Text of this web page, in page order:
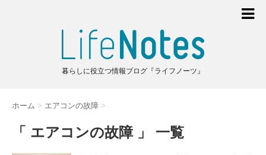
暮らしに役立つ情報ブログ『ライフノーツ』
ホーム > エアコンの故障 >
「 エアコンの故障 」 一覧